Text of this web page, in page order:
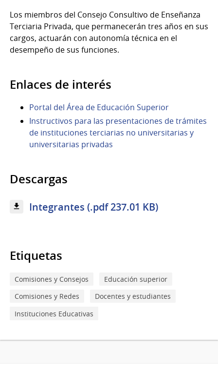
Los miembros del Consejo Consultivo de Enseñanza
Terciaria Privada, que permanecerán tres años en sus
cargos, actuarán con autonomía técnica en el
desempeño de sus funciones.
Enlaces de interés
Portal del Área de Educación Superior
Instructivos para las presentaciones de trámites
de instituciones terciarias no universitarias y
universitarias privadas
Descargas
Integrantes (.pdf 237.01 KB)
Etiquetas
Comisiones y Consejos
Educación superior
Comisiones y Redes
Docentes y estudiantes
Instituciones Educativas